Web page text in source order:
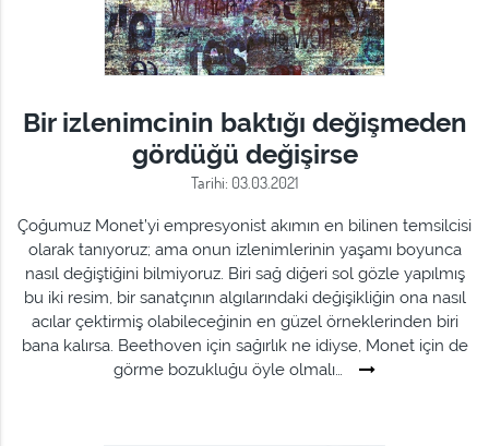
Bir izlenimcinin baktığı değişmeden
gördüğü değişirse
Tarihi: 03.03.2021
Çoğumuz Monet’yi empresyonist akımın en bilinen temsilcisi
olarak tanıyoruz; ama onun izlenimlerinin yaşamı boyunca
nasıl değiştiğini bilmiyoruz. Biri sağ diğeri sol gözle yapılmış
bu iki resim, bir sanatçının algılarındaki değişikliğin ona nasıl
acılar çektirmiş olabileceğinin en güzel örneklerinden biri
bana kalırsa. Beethoven için sağırlık ne idiyse, Monet için de
görme bozukluğu öyle olmalı…